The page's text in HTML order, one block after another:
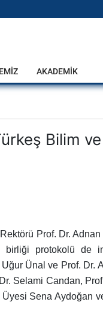
AKADEMİK
Bilim
Prof. Dr. Adnan
protokolü de
Ünal ve Prof. Dr.
Selami Candan,
Üyesi Sena Aydoğan